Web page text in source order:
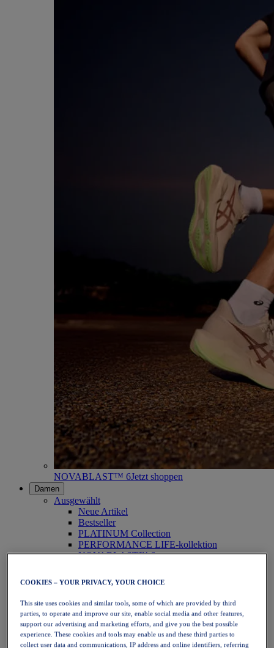
NOVABLAST™ 6Jetzt shoppen
Damen
Ausgewählt
Neue Artikel
Bestseller
PLATINUM Collection
PERFORMANCE LIFE-kollektion
NOVABLAST™ 6
Laufen
Trailrunning
Tennis
Volleyball
Handball
Padel
Korbball
COOKIES – YOUR PRIVACY, YOUR CHOICE
This site uses cookies and similar tools, some of which are provided by third
parties, to operate and improve our site, enable social media and other features,
support our advertising and marketing efforts, and give you the best possible
experience. These cookies and tools may enable us and these third parties to
collect user data and communications, IP address and online identifiers, referring